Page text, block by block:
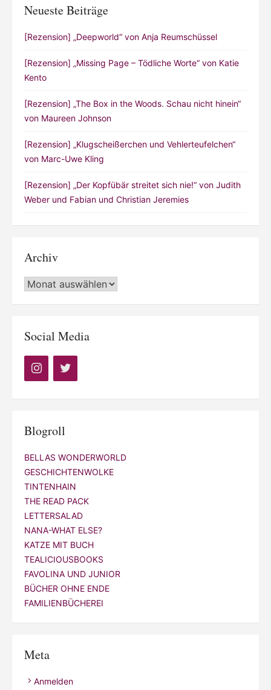
Neueste Beiträge
[Rezension] „Deepworld“ von Anja Reumschüssel
[Rezension] „Missing Page – Tödliche Worte“ von Katie
Kento
[Rezension] „The Box in the Woods. Schau nicht hinein“
von Maureen Johnson
[Rezension] „Klugscheißerchen und Vehlerteufelchen“
von Marc-Uwe Kling
[Rezension] „Der Kopfübär streitet sich nie!“ von Judith
Weber und Fabian und Christian Jeremies
Archiv
Archiv
Social Media
Blogroll
BELLAS WONDERWORLD
GESCHICHTENWOLKE
TINTENHAIN
THE READ PACK
LETTERSALAD
NANA-WHAT ELSE?
KATZE MIT BUCH
TEALICIOUSBOOKS
FAVOLINA UND JUNIOR
BÜCHER OHNE ENDE
FAMILIENBÜCHEREI
Meta
Anmelden